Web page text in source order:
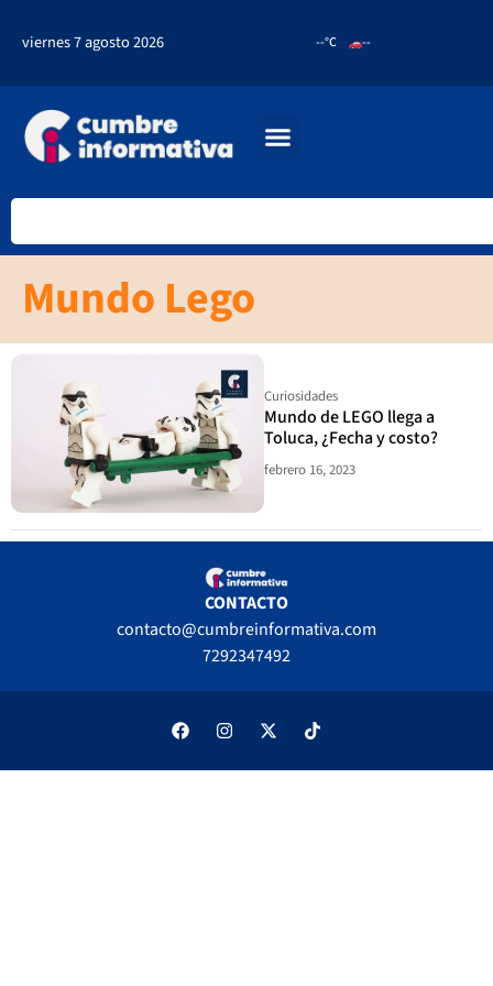
viernes 7 agosto 2026 --°C --
Mundo Lego
Curiosidades
Mundo de LEGO llega a
Toluca, ¿Fecha y costo?
febrero 16, 2023
CONTACTO
contacto@cumbreinformativa.com
7292347492